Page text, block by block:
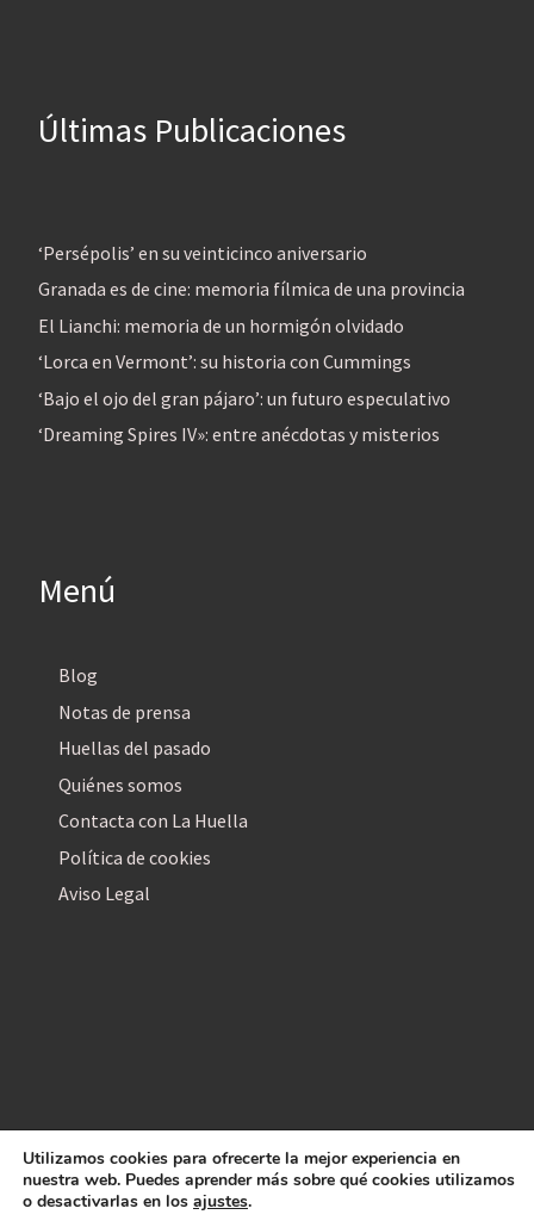
Últimas Publicaciones
‘Persépolis’ en su veinticinco aniversario
Granada es de cine: memoria fílmica de una provincia
El Lianchi: memoria de un hormigón olvidado
‘Lorca en Vermont’: su historia con Cummings
‘Bajo el ojo del gran pájaro’: un futuro especulativo
‘Dreaming Spires IV»: entre anécdotas y misterios
Menú
Blog
Notas de prensa
Huellas del pasado
Quiénes somos
Contacta con La Huella
Política de cookies
Aviso Legal
© 2026La Huella Digital– Todos los derechos reservados
Utilizamos cookies para ofrecerte la mejor experiencia en
nuestra web. Puedes aprender más sobre qué cookies utilizamos
o desactivarlas en los ajustes.